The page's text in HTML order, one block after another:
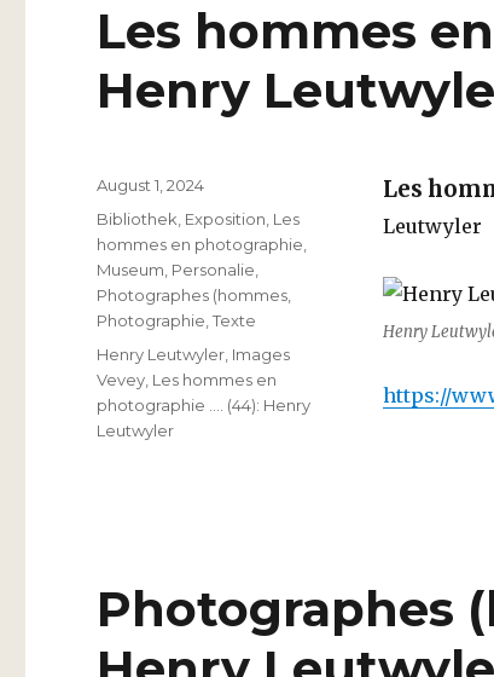
Les hommes
Henry
Les
Leutwyler
Henry
https://
Veröffentlicht
am
August 1, 2024
Kategorien
Bibliothek Exposition Les
hommes en photographie
Museum Personalie
Photographes (hommes
Photographie ,Texte
Schlagwörter
Henry Leutwyler Images
Vevey Les hommes en
photographie …. (44): Henry
Leutwyler
Photographes